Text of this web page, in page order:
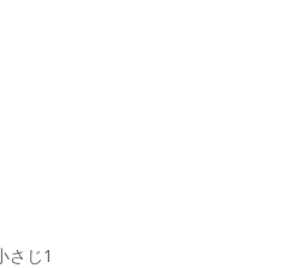
じ1